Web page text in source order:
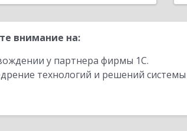
внимание на:
у партнера фирмы 1С.
технологий и решений